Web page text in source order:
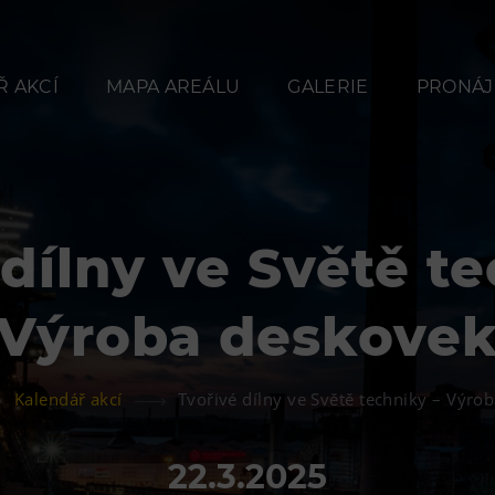
AKCÍ MAPA AREÁLU GALERIE
ve Světě
Kalendář akcí Tvořivé dílny ve Světě techniky –
22.3.2025
Občerstvení
Bolt Café
Kavárna Velký Svět
techniky
L’Osteria
PECKA DOV
Hotel
Vila Liběna